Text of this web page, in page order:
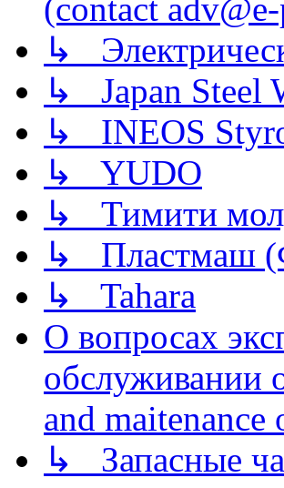
(contact
↳
↳ Japan Steel
↳ INEOS
↳ YUDO
↳ Тимити
↳ Пластмаш
↳ Tahara
О вопросах
обслуживании
and maitenance
↳ Запасные